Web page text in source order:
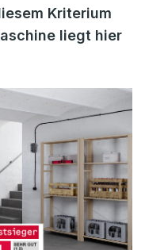
Kriterium
liegt hier